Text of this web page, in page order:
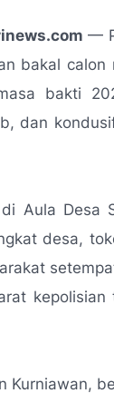
—
bakal
bakti
dan
Aula Desa
desa,
kepolisian
Kurniawan,